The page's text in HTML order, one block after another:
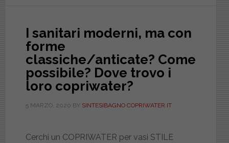
loro
Fidia,
Ciottolo,
I sanitari moderni, ma con
forme
classiche/anticate? Come
possibile? Dove trovo i
loro copriwater?
5 MARZO, 2020 BY SINTESIBAGNO COPRIWATER.IT
Cerchi un COPRIWATER per vasi STILE